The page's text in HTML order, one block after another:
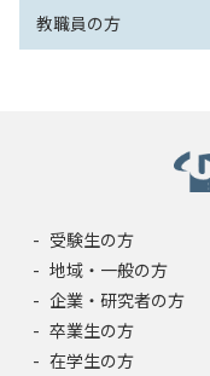
教職員の方
受験生の方
地域・一般の方
企業・研究者の方
卒業生の方
在学生の方